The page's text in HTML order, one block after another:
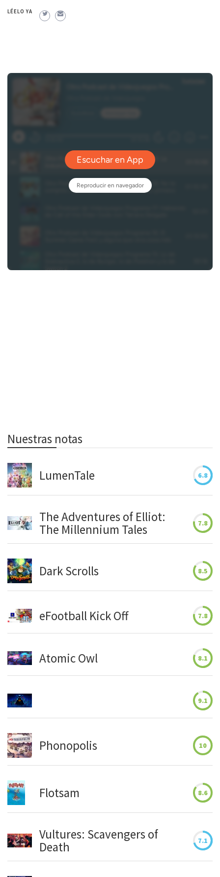
LÉELO YA
Nuestras notas
LumenTale 6.8
The Adventures of Elliot:
The Millennium Tales
7.8
Dark Scrolls 8.5
eFootball Kick Off 7.8
Atomic Owl 8.1
9.1
Phonopolis 10
Flotsam 8.6
Vultures: Scavengers of
Death
7.1